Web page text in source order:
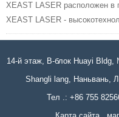
XEAST LASER расположен в
XEAST LASER -
14-й этаж, B-блок Huayi
Shangli lang, Наньвань,
Тел .: +86 755